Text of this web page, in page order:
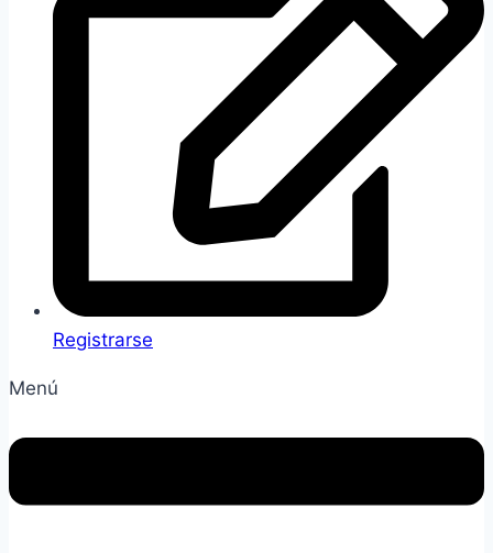
Registrarse
Menú